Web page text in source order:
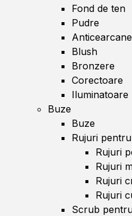
Fond de ten
Pudre
Anticearcane
Blush
Bronzere
Corectoare
Iluminatoare
Buze
Buze
Rujuri
Rujuri
Rujuri
Rujuri
Rujuri
Scrub